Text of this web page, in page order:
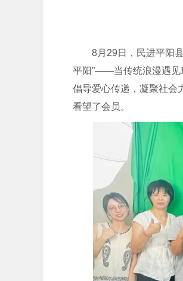
8月29日，民进平阳县
平阳”——当传统浪漫遇见
倡导爱心传递，凝聚社会
看望了会员。